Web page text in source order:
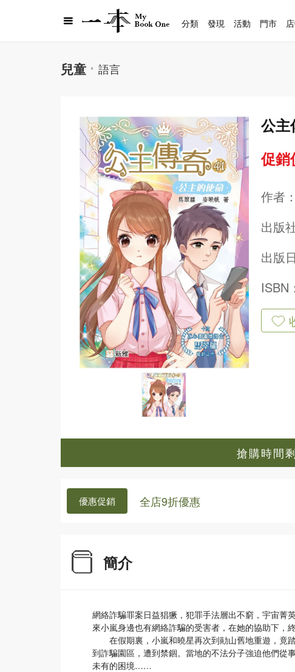
兒童 語言
公主
促銷
作者：
出版
出版
ISBN
搶購時間
優惠促銷 全店9折優惠
簡介
網絡詐騙罪案日益猖獗，犯罪手法層出不窮，宇宙菁
來小嵐身邊也有網絡詐騙的受害者，在她的協助下，
在假期裏，小嵐和曉星再次到勛山舊地重遊，竟
到詐騙園區，遭到禁錮。當地的不法分子強迫他們從
未有的困境……
分類 發現 活動 門市